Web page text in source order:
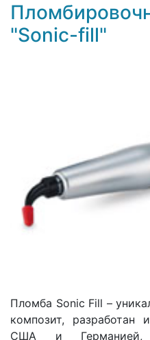
"Sonic-fill"
Пломба Sonic Fill –
композит, разработан
США и Германией,